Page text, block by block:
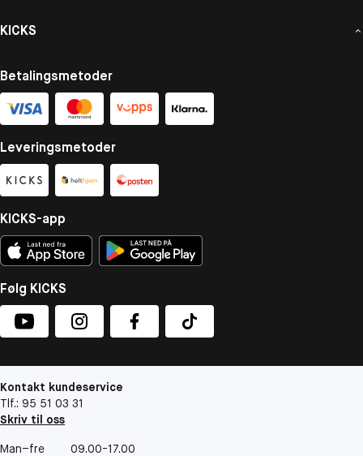
KICKS
Betalingsmetoder
Leveringsmetoder
KICKS-app
Følg KICKS
Kontakt kundeservice
Tlf.: 95 51 03 31
Skriv til oss
Man–fre
09.00-17.00